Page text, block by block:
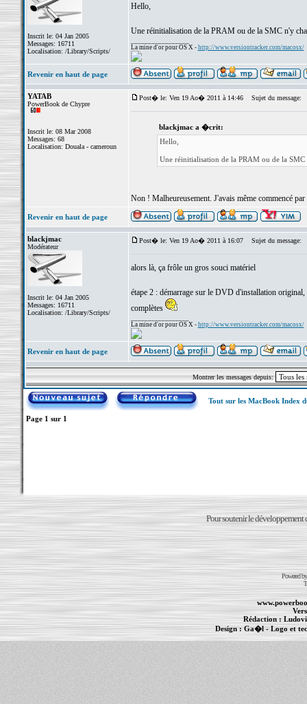
Inscrit le: 04 Jan 2005
Messages: 16711
Localisation: /Library/Scripts/
Hello,
Une réinitialisation de la PRAM ou de la SMC n'y
La mine d'or pour OS X - http://www.versiontracker.com/macosx/
Revenir en haut de page
YATAB
PowerBook de Chypre
Inscrit le: 08 Mar 2008
Messages: 68
Localisation: Douala - cameroun
Post� le: Ven 19 Ao� 2011 à 14:46 Sujet du message:
blackjmac a �crit:
Hello,
Une réinitialisation de la PRAM ou de la SMC
Non ! Malheureusement. J'avais même commencé
Revenir en haut de page
blackjmac
Modérateur
Inscrit le: 04 Jan 2005
Messages: 16711
Localisation: /Library/Scripts/
Post� le: Ven 19 Ao� 2011 à 16:07 Sujet du message:
alors là, ça frôle un gros souci matériel
étape 2 : démarrage sur le DVD d'installation original,
complètes
La mine d'or pour OS X - http://www.versiontracker.com/macosx/
Revenir en haut de page
Montrer les messages depuis:
Tout sur les MacBook Index
Page 1 sur 1
Pour soutenir le développement
Powered
Rédaction :
Design :Ga�l- Logo et